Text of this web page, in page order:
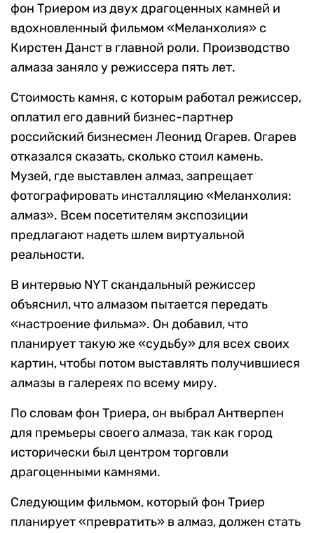
фон Триером из двух драгоценных камней и
вдохновленный фильмом «Меланхолия» с
Кирстен Данст в главной роли. Производство
алмаза заняло у режиссера пять лет.
Стоимость камня, с которым работал режиссер,
оплатил его давний бизнес-партнер
российский бизнесмен Леонид Огарев. Огарев
отказался сказать, сколько стоил камень.
Музей, где выставлен алмаз, запрещает
фотографировать инсталляцию «Меланхолия:
алмаз». Всем посетителям экспозиции
предлагают надеть шлем виртуальной
реальности.
В интервью NYT скандальный режиссер
объяснил, что алмазом пытается передать
«настроение фильма». Он добавил, что
планирует такую же «судьбу» для всех своих
картин, чтобы потом выставлять получившиеся
алмазы в галереях по всему миру.
По словам фон Триера, он выбрал Антверпен
для премьеры своего алмаза, так как город
исторически был центром торговли
драгоценными камнями.
Следующим фильмом, который фон Триер
планирует «превратить» в алмаз, должен стать